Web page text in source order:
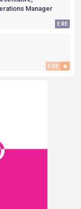
Manager
E RE
E RE